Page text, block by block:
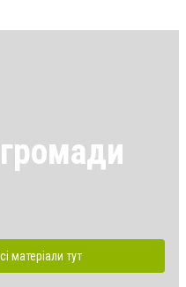
матеріали тут